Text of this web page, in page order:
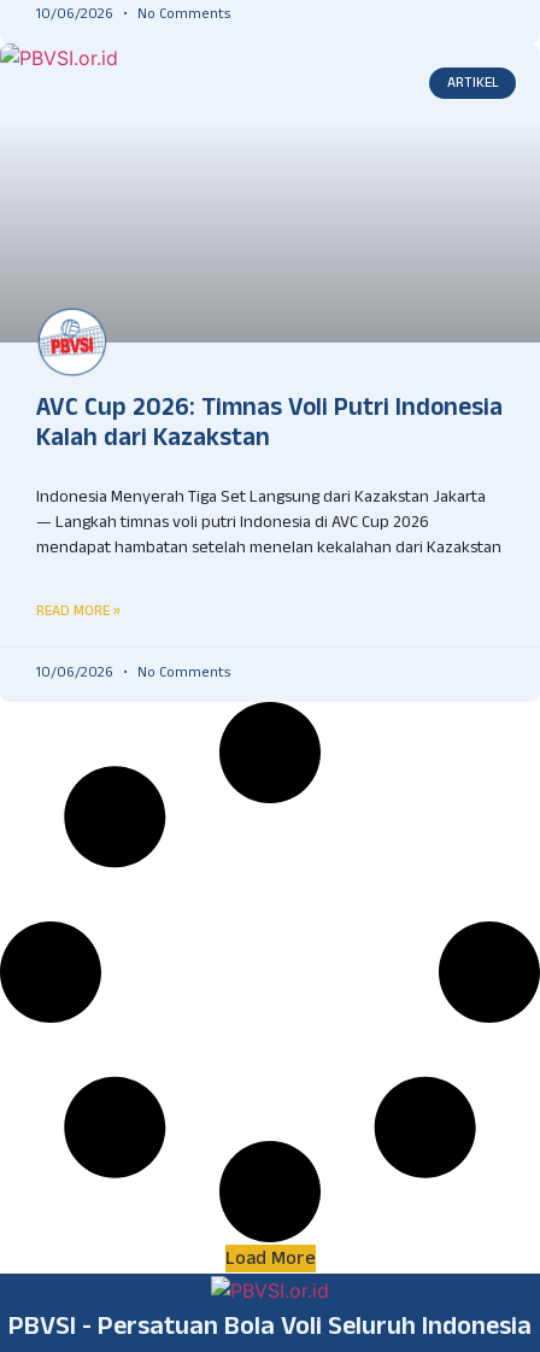
10/06/2026 No Comments
ARTIKEL
AVC Cup 2026: Timnas Voli Putri Indonesia
Kalah dari Kazakstan
Indonesia Menyerah Tiga Set Langsung dari Kazakstan Jakarta
— Langkah timnas voli putri Indonesia di AVC Cup 2026
mendapat hambatan setelah menelan kekalahan dari Kazakstan
READ MORE »
10/06/2026 No Comments
Load More
PBVSI - Persatuan Bola Voli Seluruh Indonesia